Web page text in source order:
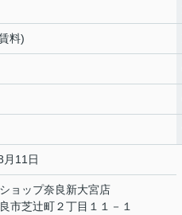
料)
月11日
ョップ奈良新大宮店
市芝辻町２丁目１１－１